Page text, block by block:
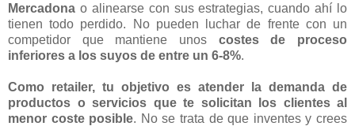
Mercadona o alinearse con sus estrategias, cuando ahí lo
tienen todo perdido. No pueden luchar de frente con un
competidor que mantiene unos costes de proceso
inferiores a los suyos de entre un 6-8%.
Como retailer, tu objetivo es atender la demanda de
productos o servicios que te solicitan los clientes al
menor coste posible. No se trata de que inventes y crees